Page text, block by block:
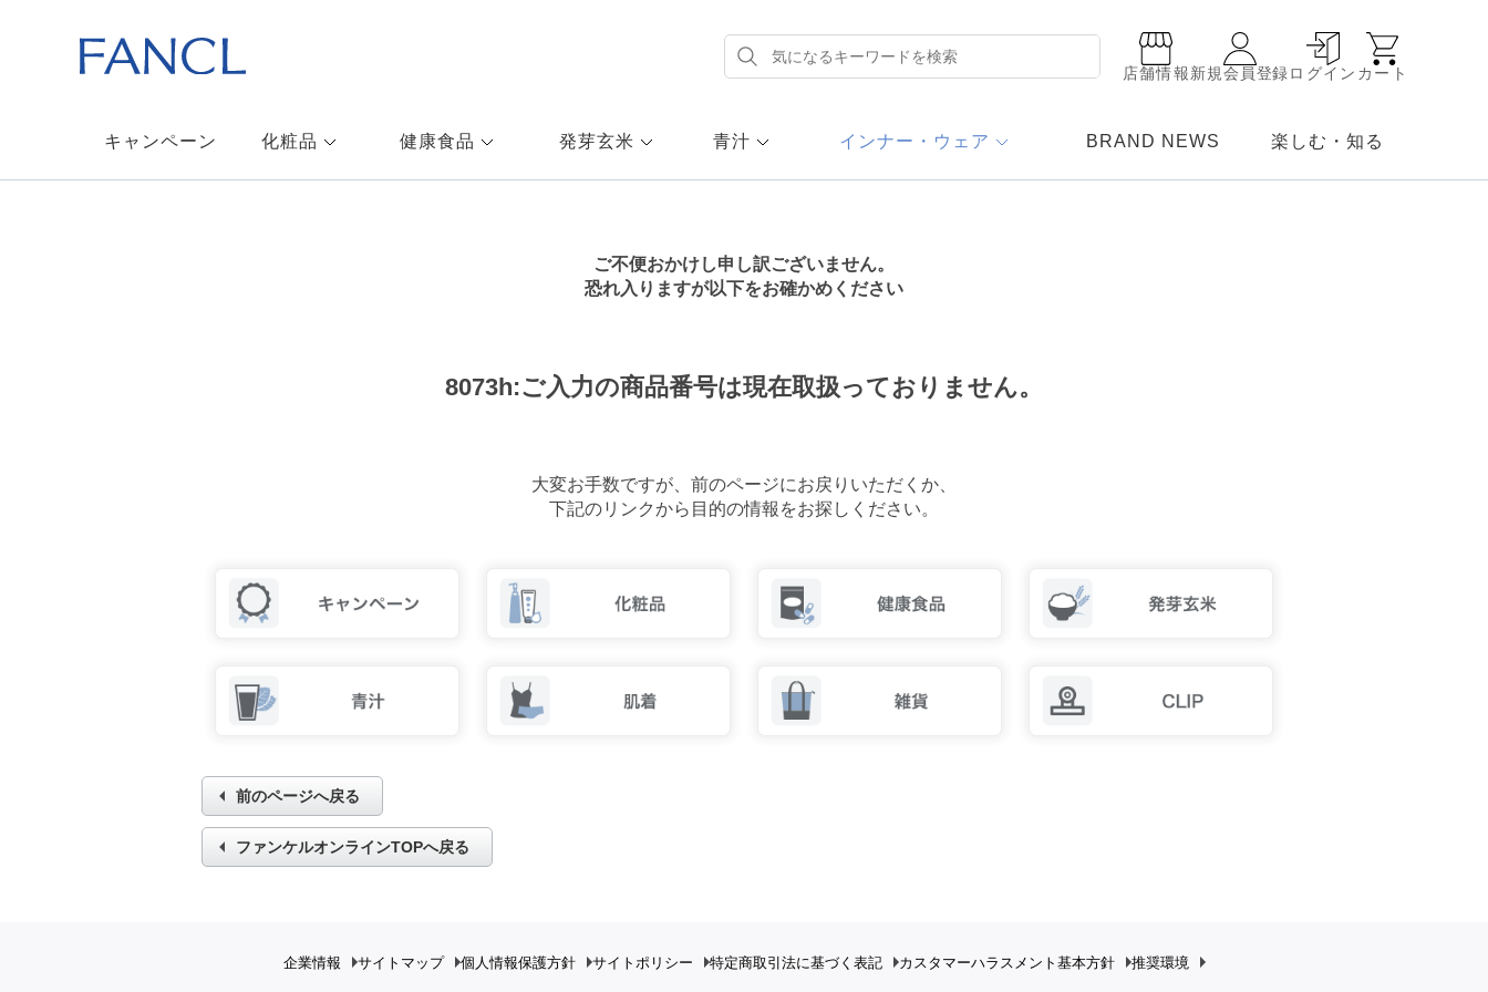
店舗情報新規会員登録ログイン カート
キャンペーン 化粧品 健康食品 発芽玄米 青汁 インナー・ウェア BRAND NEWS 楽しむ・知る
ご不便おかけし申し訳ございません。
恐れ入りますが以下をお確かめください
8073h:ご入力の商品番号は現在取扱っておりません。
大変お手数ですが、前のページにお戻りいただくか、
下記のリンクから目的の情報をお探しください。
前のページへ戻る
ファンケルオンラインTOPへ戻る
企業情報 サイトマップ 個人情報保護方針 サイトポリシー 特定商取引法に基づく表記 カスタマーハラスメント 基本方針 推奨環境